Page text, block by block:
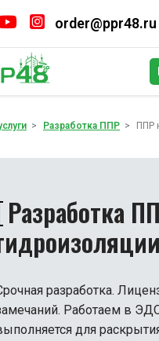
order@ppr48.ru
Разработка ППР ППР
Разработка
разработка.
Работаем в
для